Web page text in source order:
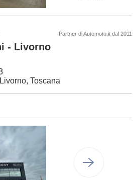
Partner di Automoto.it dal 2011
- Livorno
Toscana